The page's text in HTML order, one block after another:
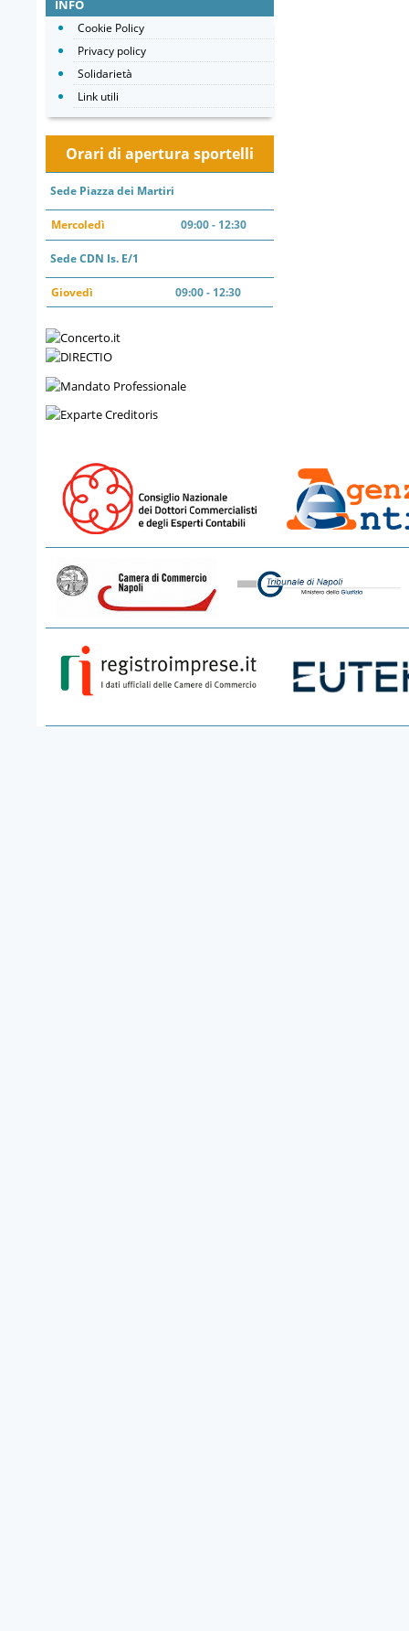
INFO
Cookie Policy
Privacy policy
Solidarietà
Link utili
Orari di apertura sportelli
Sede Piazza dei Martiri
Mercoledì 09:00 - 12:30
Sede CDN Is. E/1
Giovedì 09:00 - 12:30